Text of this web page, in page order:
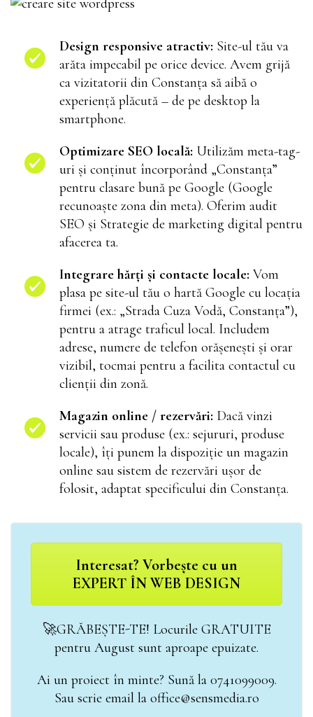
Design responsive atractiv: Site-ul tău va
arăta impecabil pe orice device. Avem grijă
ca vizitatorii din Constanța să aibă o
experiență plăcută – de pe desktop la
smartphone.
Optimizare SEO locală: Utilizăm meta-tag-
uri și conținut încorporând „Constanța”
pentru clasare bună pe Google (Google
recunoaște zona din meta). Oferim audit
SEO și Strategie de marketing digital pentru
afacerea ta.
Integrare hărți și contacte locale: Vom
plasa pe site-ul tău o hartă Google cu locația
firmei (ex.: „Strada Cuza Vodă, Constanța”),
pentru a atrage traficul local. Includem
adrese, numere de telefon orășenești și orar
vizibil, tocmai pentru a facilita contactul cu
clienții din zonă.
Magazin online / rezervări: Dacă vinzi
servicii sau produse (ex.: sejururi, produse
locale), îți punem la dispoziție un magazin
online sau sistem de rezervări ușor de
folosit, adaptat specificului din Constanța.
Interesat? Vorbește cu un
EXPERT ÎN WEB DESIGN
🚀GRĂBEȘTE-TE! Locurile GRATUITE
pentru August sunt aproape epuizate.
Ai un proiect în minte? Sună la 0741099009.
Sau scrie email la office@sensmedia.ro